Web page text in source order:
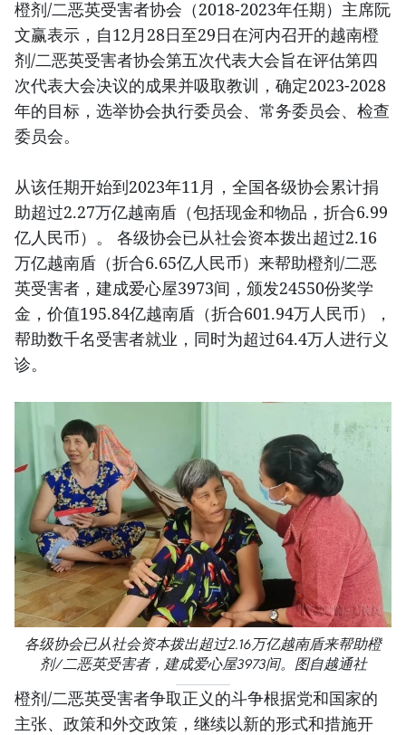
橙剂/二恶英受害者协会（2018-2023年任期）主席阮
文赢表示，自12月28日至29日在河内召开的越南橙
剂/二恶英受害者协会第五次代表大会旨在评估第四
次代表大会决议的成果并吸取教训，确定2023-2028
年的目标，选举协会执行委员会、常务委员会、检查
委员会。
从该任期开始到2023年11月，全国各级协会累计捐
助超过2.27万亿越南盾（包括现金和物品，折合6.99
亿人民币）。 各级协会已从社会资本拨出超过2.16
万亿越南盾（折合6.65亿人民币）来帮助橙剂/二恶
英受害者，建成爱心屋3973间，颁发24550份奖学
金，价值195.84亿越南盾（折合601.94万人民币），
帮助数千名受害者就业，同时为超过64.4万人进行义
诊。
各级协会已从社会资本拨出超过2.16万亿越南盾来帮助橙
剂/二恶英受害者，建成爱心屋3973间。图自越通社
橙剂/二恶英受害者争取正义的斗争根据党和国家的
主张、政策和外交政策，继续以新的形式和措施开